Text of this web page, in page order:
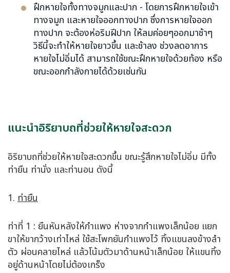
ฝึกหายใจทั้งทางจมูกและปาก - โดยการฝึกหายใจเข้า
ทางจมูก และหายใจออกทางปาก ซึ่งการหายใจออก
ทางปาก จะต้องห่อริมฝีปาก ให้ลมค่อยๆออกมาช้าๆ
วิธีนี้จะทำให้หายใจยาวขึ้น และช้าลง ช่วงลดอาการ
หายใจไม่อิ่มได้ สามารถใช้ขณะฝึกหายใจด้วยท้อง หรือ
ขณะออกกำลังกายได้ด้วยเช่นกัน
แนะนำอิริยาบถที่ช่วยให้หายใจสะดวก
อิริยาบถที่ช่วยให้หายใจสะดวกขึ้น ขณะรู้สึกหายใจไม่อิ่ม มีทั้ง
ท่ายืน ท่านั่ง และท่านอน ดังนี้
1. ท่ายืน
ท่าที่ 1 : ยืนหันหลังให้กำแพง ห่างจากกำแพงเล็กน้อย แยก
ขาให้ขากว้างเท่าไหล่ ใช้สะโพกยันกำแพงไว้ ทิ้งแขนลงข้างลำ
ตัว ผ่อนคลายไหล่ แล้วโน้มตัวมาด้านหน้าเล็กน้อย ให้แขนทิ้ง
อยู่ด้านหน้าโดยไม่ต้องเกร็ง